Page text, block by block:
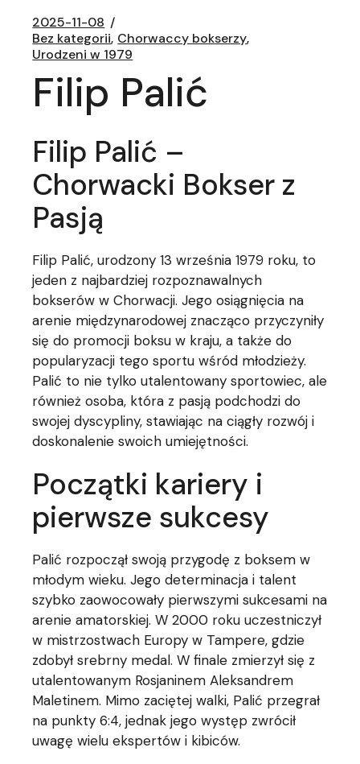
2025-11-08
Bez kategorii Chorwaccy bokserzy
Urodzeni w 1979
Filip Palić
Filip Palić –
Chorwacki Bokser z
Pasją
Filip Palić, urodzony 13 września 1979 roku, to
jeden z najbardziej rozpoznawalnych
bokserów w Chorwacji. Jego osiągnięcia na
arenie międzynarodowej znacząco przyczyniły
się do promocji boksu w kraju, a także do
popularyzacji tego sportu wśród młodzieży.
Palić to nie tylko utalentowany sportowiec, ale
również osoba, która z pasją podchodzi do
swojej dyscypliny, stawiając na ciągły rozwój i
doskonalenie swoich umiejętności.
Początki kariery i
pierwsze sukcesy
Palić rozpoczął swoją przygodę z boksem w
młodym wieku. Jego determinacja i talent
szybko zaowocowały pierwszymi sukcesami na
arenie amatorskiej. W 2000 roku uczestniczył
w mistrzostwach Europy w Tampere, gdzie
zdobył srebrny medal. W finale zmierzył się z
utalentowanym Rosjaninem Aleksandrem
Maletinem. Mimo zaciętej walki, Palić przegrał
na punkty 6:4, jednak jego występ zwrócił
uwagę wielu ekspertów i kibiców.